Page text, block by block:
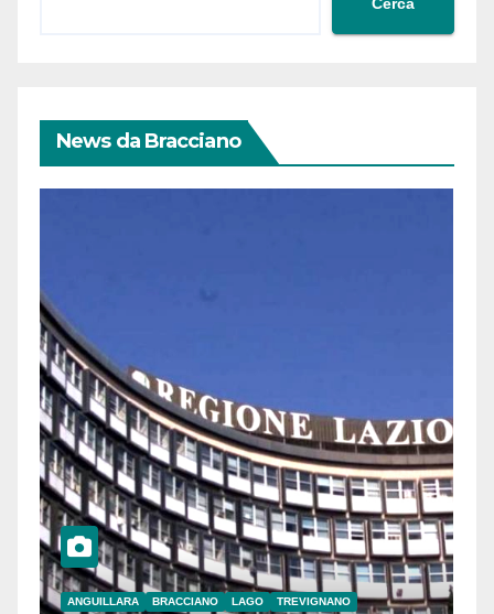
Cerca
News da Bracciano
ANGUILLARA BRACCIANO LAGO TREVIGNANO